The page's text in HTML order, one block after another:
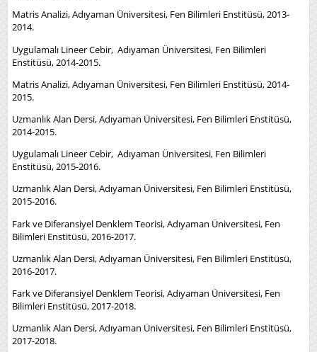
Matris Analizi, Adıyaman Üniversitesi, Fen Bilimleri Enstitüsü, 2013-
2014.
Uygulamalı Lineer Cebir, Adıyaman Üniversitesi, Fen Bilimleri
Enstitüsü, 2014-2015.
Matris Analizi, Adıyaman Üniversitesi, Fen Bilimleri Enstitüsü, 2014-
2015.
Uzmanlık Alan Dersi, Adıyaman Üniversitesi, Fen Bilimleri Enstitüsü,
2014-2015.
Uygulamalı Lineer Cebir, Adıyaman Üniversitesi, Fen Bilimleri
Enstitüsü, 2015-2016.
Uzmanlık Alan Dersi, Adıyaman Üniversitesi, Fen Bilimleri Enstitüsü,
2015-2016.
Fark ve Diferansiyel Denklem Teorisi, Adıyaman Üniversitesi, Fen
Bilimleri Enstitüsü, 2016-2017.
Uzmanlık Alan Dersi, Adıyaman Üniversitesi, Fen Bilimleri Enstitüsü,
2016-2017.
Fark ve Diferansiyel Denklem Teorisi, Adıyaman Üniversitesi, Fen
Bilimleri Enstitüsü, 2017-2018.
Uzmanlık Alan Dersi, Adıyaman Üniversitesi, Fen Bilimleri Enstitüsü,
2017-2018.